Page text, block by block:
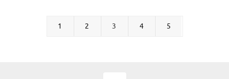
1 2 3 4 5